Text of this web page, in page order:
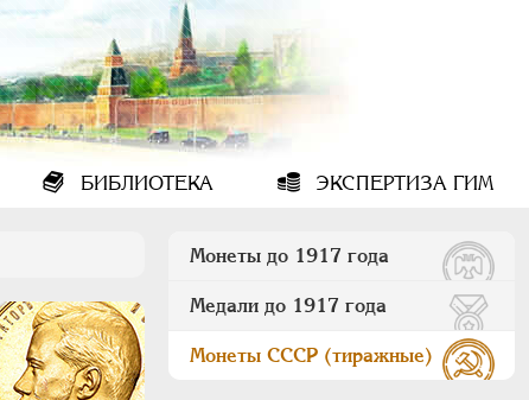
БИБЛИОТЕКА ЭКСПЕРТИЗА ГИМ
Монеты до 1917 года
Медали до 1917 года
Монеты СССР (тиражные)